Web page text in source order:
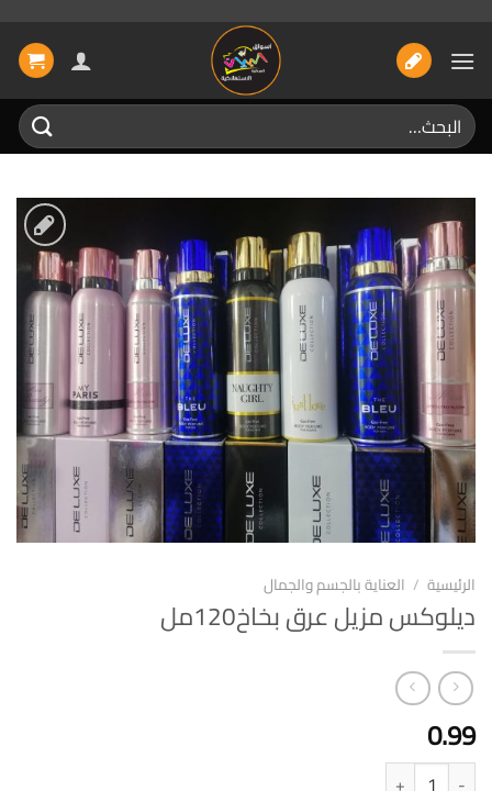
البحث
عن:
إضافة
الى
المفضلة
الرئيسية / العناية بالجسم والجمال
ديلوكس مزيل عرق بخاخ120مل
0.99
كمية ديلوكس مزيل عرق بخاخ120مل